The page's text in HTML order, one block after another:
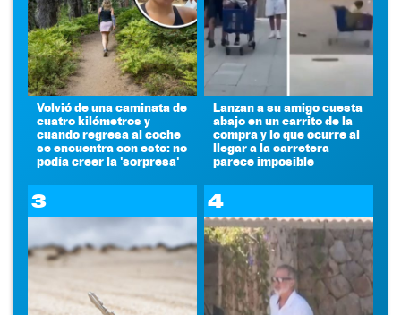
Volvió de una caminata de
cuatro kilómetros y
cuando regresa al coche
se encuentra con esto: no
podía creer la 'sorpresa'
Lanzan a su amigo cuesta
abajo en un carrito de la
compra y lo que ocurre al
llegar a la carretera
parece imposible
3 4